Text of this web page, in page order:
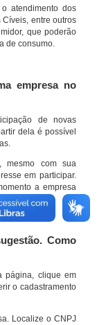
atendimento dos
Cíveis, entre outros
que poderão
de consumo.
empresa no
de novas
dela é possível
mesmo com sua
em participar.
a empresa
do site.
Como
página, clique em
o cadastramento
Localize o CNPJ